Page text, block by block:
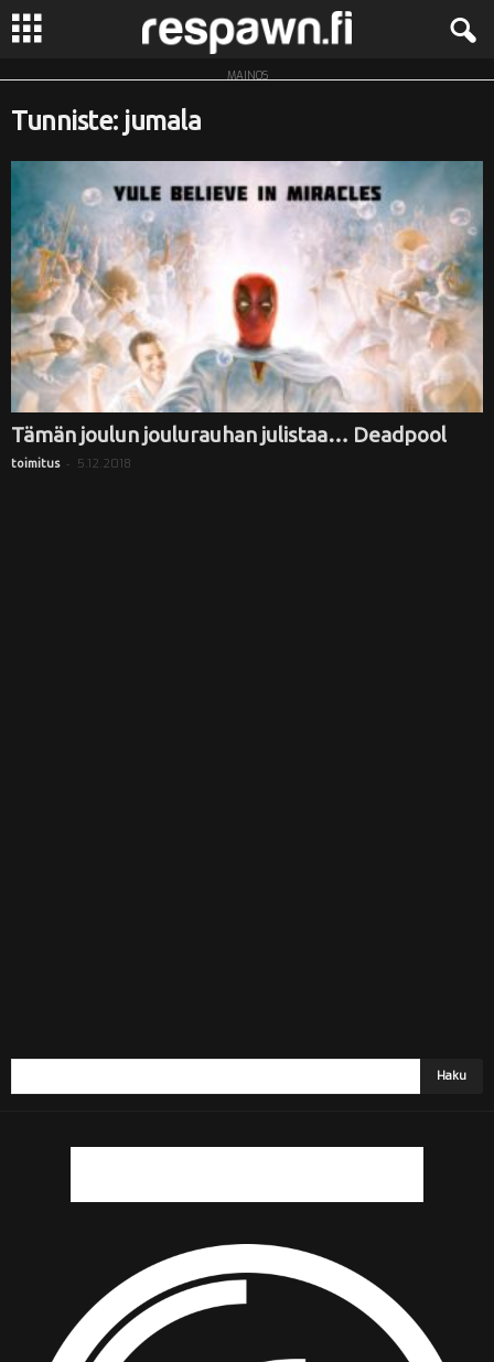
R
MAINOS
Tunniste: jumala
Tämän joulun joulurauhan julistaa… Deadpool
toimitus - 5.12.2018